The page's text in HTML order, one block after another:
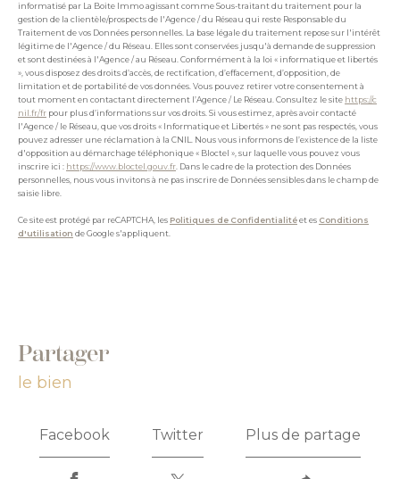
informatisé par La Boite Immo agissant comme Sous-traitant du traitement pour la
gestion de la clientèle/prospects de l'Agence / du Réseau qui reste Responsable du
Traitement de vos Données personnelles. La base légale du traitement repose sur l'intérêt
légitime de l'Agence / du Réseau. Elles sont conservées jusqu'à demande de suppression
et sont destinées à l'Agence / au Réseau. Conformément à la loi « informatique et libertés
», vous disposez des droits d’accès, de rectification, d’effacement, d’opposition, de
limitation et de portabilité de vos données. Vous pouvez retirer votre consentement à
tout moment en contactant directement l’Agence / Le Réseau. Consultez le site https://c
nil.fr/fr pour plus d’informations sur vos droits. Si vous estimez, après avoir contacté
l'Agence / le Réseau, que vos droits « Informatique et Libertés » ne sont pas respectés, vous
pouvez adresser une réclamation à la CNIL. Nous vous informons de l’existence de la liste
d'opposition au démarchage téléphonique « Bloctel », sur laquelle vous pouvez vous
inscrire ici : https://www.bloctel.gouv.fr . Dans le cadre de la protection des Données
personnelles, nous vous invitons à ne pas inscrire de Données sensibles dans le champ de
saisie libre.
Ce site est protégé par reCAPTCHA, les Politiques de Confidentialitéet es Conditions
d'utilisation de Google s'appliquent.
partager
le bien
Facebook Twitter Plus de partage